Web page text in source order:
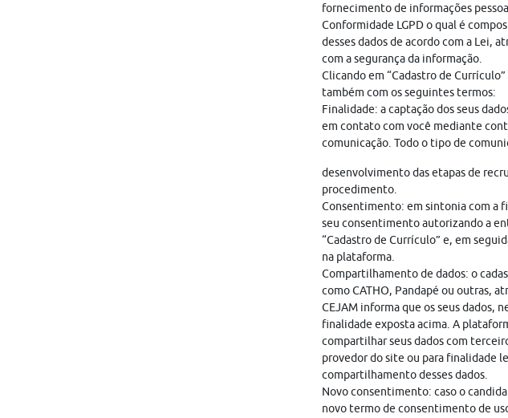
fornecimento de informações
Conformidade LGPD o qual é
desses dados de acordo com a Lei,
com a segurança da informação.
Clicando em “Cadastro de
também com os seguintes termos:
Finalidade: a captação dos seus
em contato com você mediante
comunicação. Todo o tipo de
desenvolvimento das etapas de
procedimento.
Consentimento: em sintonia com a
seu consentimento autorizando a
“Cadastro de Currículo” e, em
na plataforma.
Compartilhamento de dados: o
como CATHO, Pandapé ou outras,
CEJAM informa que os seus dados,
finalidade exposta acima. A
compartilhar seus dados com
provedor do site ou para finalidade
compartilhamento desses dados.
Novo consentimento: caso o
novo termo de consentimento de